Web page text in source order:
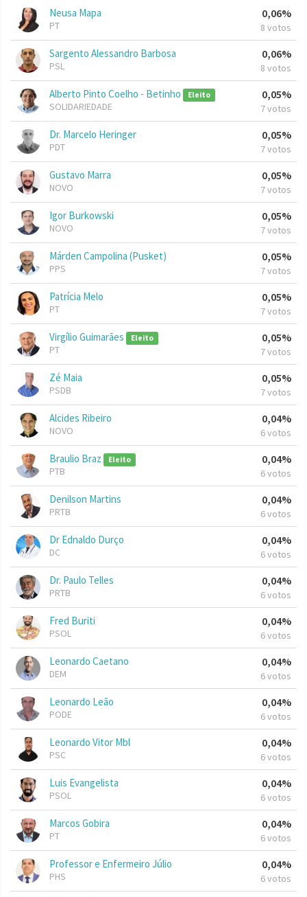
Neusa Mapa
PT
0,06%
8 votos
Sargento Alessandro Barbosa
PSL
0,06%
8 votos
Alberto Pinto Coelho - Betinho Eleito
SOLIDARIEDADE
0,05%
7 votos
Dr. Marcelo Heringer
PDT
0,05%
7 votos
Gustavo Marra
NOVO
0,05%
7 votos
Igor Burkowski
NOVO
0,05%
7 votos
Márden Campolina (Pusket)
PPS
0,05%
7 votos
Patrícia Melo
PT
0,05%
7 votos
Virgílio Guimarães Eleito
PT
0,05%
7 votos
Zé Maia
PSDB
0,05%
7 votos
Alcides Ribeiro
NOVO
0,04%
6 votos
Braulio Braz Eleito
PTB
0,04%
6 votos
Denilson Martins
PRTB
0,04%
6 votos
Dr Ednaldo Durço
DC
0,04%
6 votos
Dr. Paulo Telles
PRTB
0,04%
6 votos
Fred Buriti
PSOL
0,04%
6 votos
Leonardo Caetano
DEM
0,04%
6 votos
Leonardo Leão
PODE
0,04%
6 votos
Leonardo Vitor Mbl
PSC
0,04%
6 votos
Luis Evangelista
PSOL
0,04%
6 votos
Marcos Gobira
PT
0,04%
6 votos
Professor e Enfermeiro Júlio
PHS
0,04%
6 votos